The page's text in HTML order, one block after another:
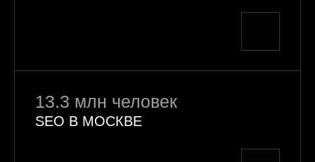
13.3 млн человек
SEO В МОСКВЕ